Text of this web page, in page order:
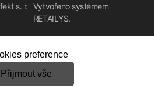
s. r. Vytvořeno systémem
RETAILYS.
preference
Přijmout vše